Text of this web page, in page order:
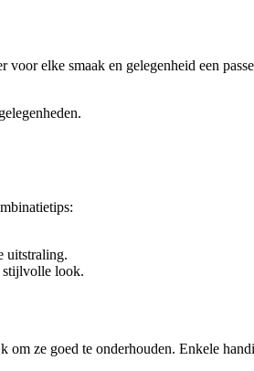
elke smaak en gelegenheid een
uitstraling.
stijlvolle look.
om ze goed te onderhouden. Enkele